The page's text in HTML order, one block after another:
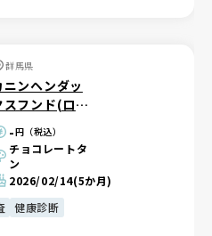
群馬県
ニンヘンダッ
スフンド(ロン
) -円（税込）
チョコレートタ
ン
2026/02/14(5か月)
健康診断